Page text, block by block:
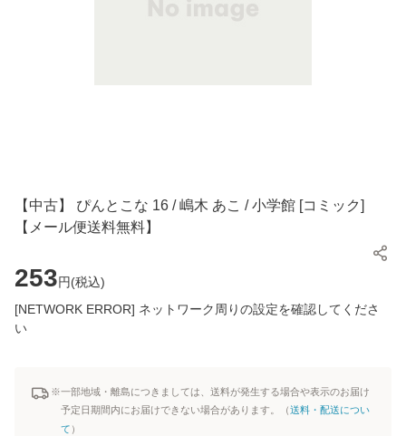
【中古】 ぴんとこな 16 / 嶋木 あこ / 小学館 [コミック]
【メール便送料無料】
253円(税込)
[NETWORK ERROR] ネットワーク周りの設定を確認してくださ
い
※一部地域・離島につきましては、送料が発生する場合や表示のお届け
予定日期間内にお届けできない場合があります。（送料・配送につい
て ）